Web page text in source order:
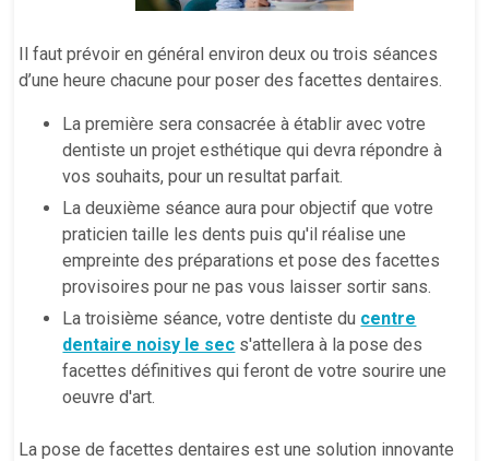
Il faut prévoir en général environ deux ou trois séances
d’une heure chacune pour poser des facettes dentaires.
La première sera consacrée à établir avec votre
dentiste un projet esthétique qui devra répondre à
vos souhaits, pour un resultat parfait.
La deuxième séance aura pour objectif que votre
praticien taille les dents puis qu'il réalise une
empreinte des préparations et pose des facettes
provisoires pour ne pas vous laisser sortir sans.
La troisième séance, votre dentiste du centre
dentaire noisy le sec s'attellera à la pose des
facettes définitives qui feront de votre sourire une
oeuvre d'art.
La pose de facettes dentaires est une solution innovante